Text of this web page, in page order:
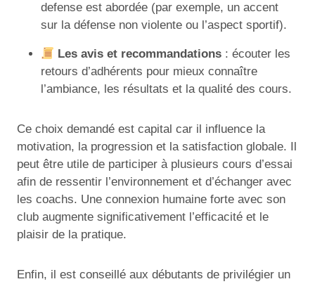
defense est abordée (par exemple, un accent
sur la défense non violente ou l’aspect sportif).
Les avis et recommandations : écouter les
retours d’adhérents pour mieux connaître
l’ambiance, les résultats et la qualité des cours.
Ce choix demandé est capital car il influence la
motivation, la progression et la satisfaction globale. Il
peut être utile de participer à plusieurs cours d’essai
afin de ressentir l’environnement et d’échanger avec
les coachs. Une connexion humaine forte avec son
club augmente significativement l’efficacité et le
plaisir de la pratique.
Enfin, il est conseillé aux débutants de privilégier un